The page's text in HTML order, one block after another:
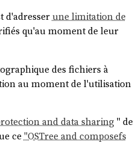
d'adresserune limitation de
qu'au moment de leur
des fichiers à
au moment de l'utilisation
and data sharing" de
ce "OSTree and composefs